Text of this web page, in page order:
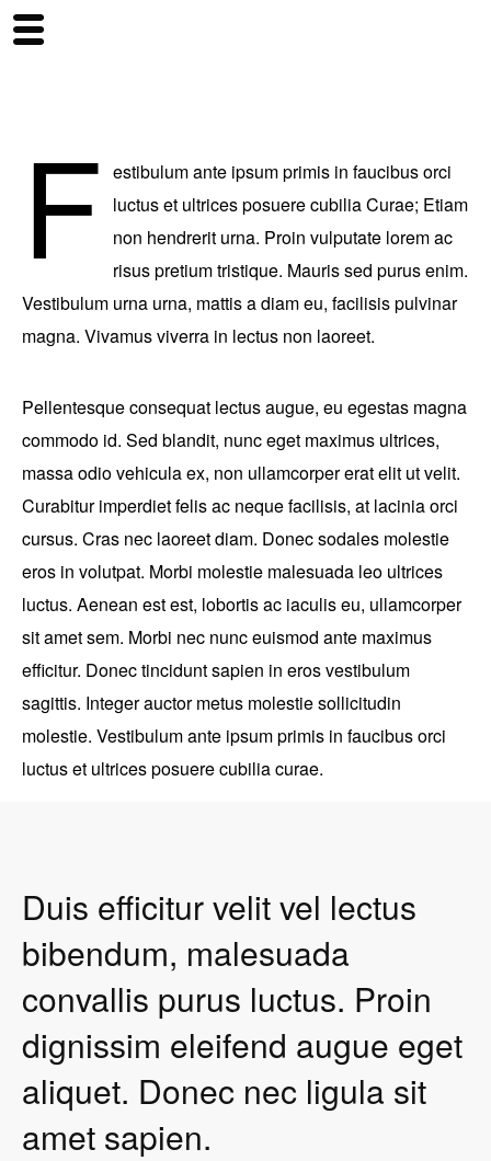
F estibulum ante ipsum primis in faucibus orci
luctus et ultrices posuere cubilia Curae; Etiam
non hendrerit urna. Proin vulputate lorem ac
risus pretium tristique. Mauris sed purus enim.
Vestibulum urna urna, mattis a diam eu, facilisis pulvinar
magna. Vivamus viverra in lectus non laoreet.
Pellentesque consequat lectus augue, eu egestas magna
commodo id. Sed blandit, nunc eget maximus ultrices,
massa odio vehicula ex, non ullamcorper erat elit ut velit.
Curabitur imperdiet felis ac neque facilisis, at lacinia orci
cursus. Cras nec laoreet diam. Donec sodales molestie
eros in volutpat. Morbi molestie malesuada leo ultrices
luctus. Aenean est est, lobortis ac iaculis eu, ullamcorper
sit amet sem. Morbi nec nunc euismod ante maximus
efficitur. Donec tincidunt sapien in eros vestibulum
sagittis. Integer auctor metus molestie sollicitudin
molestie. Vestibulum ante ipsum primis in faucibus orci
luctus et ultrices posuere cubilia curae.
Duis efficitur velit vel lectus
bibendum, malesuada
convallis purus luctus. Proin
dignissim eleifend augue eget
aliquet. Donec nec ligula sit
amet sapien.